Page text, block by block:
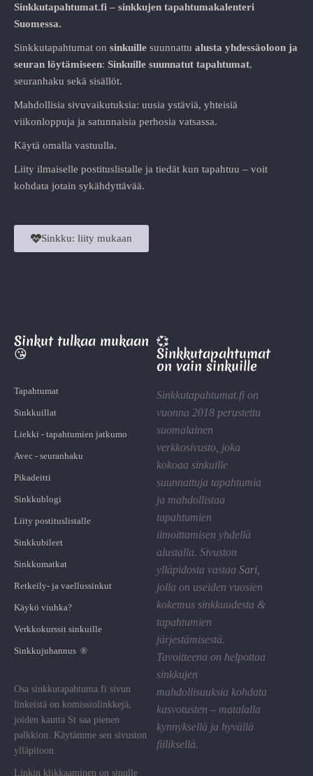
Sinkkutapahtumat.fi – sinkkujen tapahtumakalenteri
Suomessa.
Sinkkutapahtumat on sinkuille suunnattu alusta yhdessäoloon ja
seuran löytämiseen: Sinkuille suunnatut tapahtumat,
seuranhaku sekä sisällöt.
Mahdollisia sivuvaikutuksia: uusia ystäviä, yhteisiä
viikonloppuja ja satunnaisia perhosia vatsassa.
Käytä omalla vastuulla.
Liity ilmaiselle postituslistalle ja tiedät kun tapahtuu – voit
kohdata jotain sykähdyttävää.
Sinkku: liity mukaan
Sinkut tulkaa mukaan
😘
Tapahtumat
Sinkkuillat
Liekki - tapahtumien jatkumo
Avec - seuranhaku
Pikadeitti
Sinkkublogi
Liity postituslistalle
Sinkkubileet
Sinkkumatkat
Retkeily- ja vaellussinkut
Käykö viuhka?
Verkkokurssit sinkuille
Sinkkujuhannus ®
Osa sinkkutapahtuma.fi sivun
linkeistä on komissiolinkkejä,
joiden kautta St saa pienen
palkkion. Käytämme sen sivuston
ylläpitoon.
Linkin klikkaaminen on sinulle
💞
Sinkkutapahtumat
on vain sinkuille
Sinkkutapahtumat.fi on
vuonna 2018 perustettu
suomalainen
verkkosivusto, joka
kokoaa sinkuille
suunnattuja tapahtumia
ja mahdollistaa
tapahtumien
ilmoittamisen yhdellä
alustalla. Sivuston
ylläpidosta vastaa Sari
jolla on useiden vuosien
kokemus sinkkuudesta &
tapahtumien
järjestämisestä.
Tavoitteena on helpottaa
sinkkujen
mahdollisuuksia kohdata
kasvotusten – matalalla
kynnyksellä ja hyvällä
fiiliksellä.